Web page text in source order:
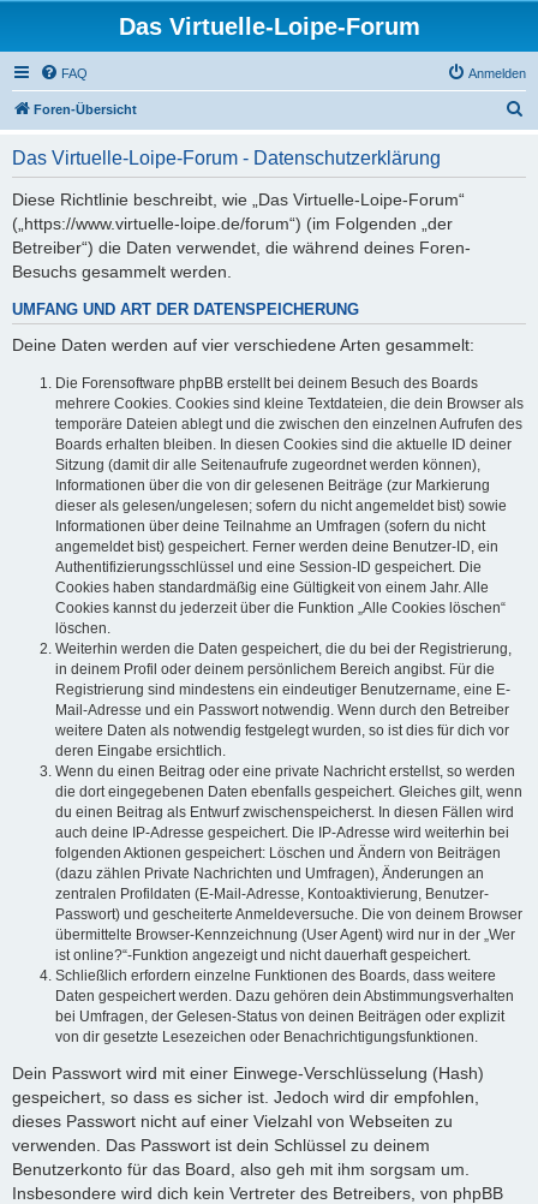
Das Virtuelle-Loipe-Forum
FAQ Anmelden
Foren-Übersicht
Das Virtuelle-Loipe-Forum - Datenschutzerklärung
Diese Richtlinie beschreibt, wie „Das Virtuelle-Loipe-Forum“
(„https://www.virtuelle-loipe.de/forum“) (im Folgenden „der
Betreiber“) die Daten verwendet, die während deines Foren-
Besuchs gesammelt werden.
UMFANG UND ART DER DATENSPEICHERUNG
Deine Daten werden auf vier verschiedene Arten gesammelt:
Die Forensoftware phpBB erstellt bei deinem Besuch des Boards
mehrere Cookies. Cookies sind kleine Textdateien, die dein Browser als
temporäre Dateien ablegt und die zwischen den einzelnen Aufrufen des
Boards erhalten bleiben. In diesen Cookies sind die aktuelle ID deiner
Sitzung (damit dir alle Seitenaufrufe zugeordnet werden können),
Informationen über die von dir gelesenen Beiträge (zur Markierung
dieser als gelesen/ungelesen; sofern du nicht angemeldet bist) sowie
Informationen über deine Teilnahme an Umfragen (sofern du nicht
angemeldet bist) gespeichert. Ferner werden deine Benutzer-ID, ein
Authentifizierungsschlüssel und eine Session-ID gespeichert. Die
Cookies haben standardmäßig eine Gültigkeit von einem Jahr. Alle
Cookies kannst du jederzeit über die Funktion „Alle Cookies löschen“
löschen.
Weiterhin werden die Daten gespeichert, die du bei der Registrierung,
in deinem Profil oder deinem persönlichem Bereich angibst. Für die
Registrierung sind mindestens ein eindeutiger Benutzername, eine E-
Mail-Adresse und ein Passwort notwendig. Wenn durch den Betreiber
weitere Daten als notwendig festgelegt wurden, so ist dies für dich vor
deren Eingabe ersichtlich.
Wenn du einen Beitrag oder eine private Nachricht erstellst, so werden
die dort eingegebenen Daten ebenfalls gespeichert. Gleiches gilt, wenn
du einen Beitrag als Entwurf zwischenspeicherst. In diesen Fällen wird
auch deine IP-Adresse gespeichert. Die IP-Adresse wird weiterhin bei
folgenden Aktionen gespeichert: Löschen und Ändern von Beiträgen
(dazu zählen Private Nachrichten und Umfragen), Änderungen an
zentralen Profildaten (E-Mail-Adresse, Kontoaktivierung, Benutzer-
Passwort) und gescheiterte Anmeldeversuche. Die von deinem Browser
übermittelte Browser-Kennzeichnung (User Agent) wird nur in der „Wer
ist online?“-Funktion angezeigt und nicht dauerhaft gespeichert.
Schließlich erfordern einzelne Funktionen des Boards, dass weitere
Daten gespeichert werden. Dazu gehören dein Abstimmungsverhalten
bei Umfragen, der Gelesen-Status von deinen Beiträgen oder explizit
von dir gesetzte Lesezeichen oder Benachrichtigungsfunktionen.
Dein Passwort wird mit einer Einwege-Verschlüsselung (Hash)
gespeichert, so dass es sicher ist. Jedoch wird dir empfohlen,
dieses Passwort nicht auf einer Vielzahl von Webseiten zu
verwenden. Das Passwort ist dein Schlüssel zu deinem
Benutzerkonto für das Board, also geh mit ihm sorgsam um.
Insbesondere wird dich kein Vertreter des Betreibers, von phpBB